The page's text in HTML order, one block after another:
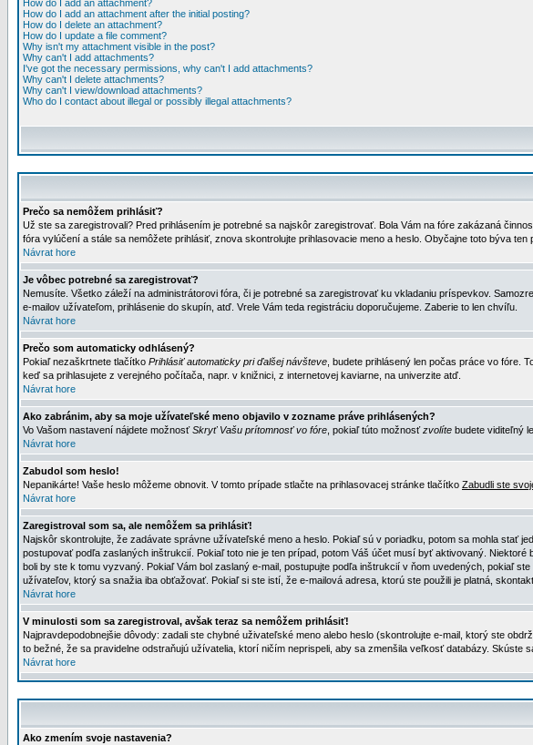
How do I add an attachment?
How do I add an attachment after the initial posting?
How do I delete an attachment?
How do I update a file comment?
Why isn't my attachment visible in the post?
Why can't I add attachments?
I've got the necessary permissions, why can't I add attachments?
Why can't I delete attachments?
Why can't I view/download attachments?
Who do I contact about illegal or possibly illegal attachments?
Prečo sa nemôžem prihlásiť?
Už ste sa zaregistrovali? Pred prihlásením je potrebné sa najskôr zaregistrovať. Bola Vám na fóre zakázaná
fóra vylúčení a stále sa nemôžete prihlásiť, znova skontrolujte prihlasovacie meno a heslo. Obyčajne toto býva
Návrat hore
Je vôbec potrebné sa zaregistrovať?
Nemusíte. Všetko záleží na administrátorovi fóra, či je potrebné sa zaregistrovať ku vkladaniu príspevkov.
e-mailov užívateľom, prihlásenie do skupín, atď. Vrele Vám teda registráciu doporučujeme. Zaberie to len chvíľu.
Návrat hore
Prečo som automaticky odhlásený?
Pokiaľ nezaškrtnete tlačítko Prihlásiť automaticky pri ďalšej návšteve , budete prihlásený len počas práce vo fóre.
keď sa prihlasujete z verejného počítača, napr. v knižnici, z internetovej kaviarne, na univerzite atď.
Návrat hore
Ako zabránim, aby sa moje užívateľské meno objavilo v zozname práve prihlásených?
Vo Vašom nastavení nájdete možnosťSkryť Vašu prítomnosť vo fóre , pokiaľ túto možnosťzvolíte budete viditeľný
Návrat hore
Zabudol som heslo!
Nepanikárte! Vaše heslo môžeme obnovit. V tomto prípade stlačte na prihlasovacej stránke tlačítko Zabudli ste
Návrat hore
Zaregistroval som sa, ale nemôžem sa prihlásiť!
Najskôr skontrolujte, že zadávate správne užívateľské meno a heslo. Pokiaľ sú v poriadku, potom sa mohla stať
postupovať podľa zaslaných inštrukcií. Pokiaľ toto nie je ten prípad, potom Váš účet musí byť aktivovaný.
boli by ste k tomu vyzvaný. Pokiaľ Vám bol zaslaný e-mail, postupujte podľa inštrukcií v ňom uvedených, pokiaľ
užívateľov, ktorý sa snažia iba obťažovať. Pokiaľ si ste istí, že e-mailová adresa, ktorú ste použili je platná,
Návrat hore
V minulosti som sa zaregistroval, avšak teraz sa nemôžem prihlásiť!
Najpravdepodobnejšie dôvody: zadali ste chybné uživateľské meno alebo heslo (skontrolujte e-mail, ktorý ste
to bežné, že sa pravidelne odstraňujú užívatelia, ktorí ničím neprispeli, aby sa zmenšila veľkosť databázy. Skúste
Návrat hore
Ako zmením svoje nastavenia?